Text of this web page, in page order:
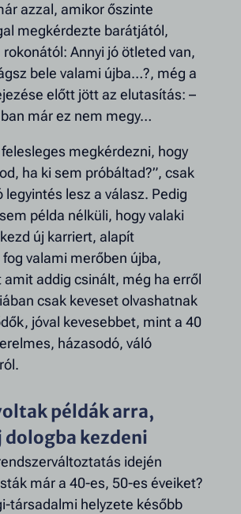
azzal, amikor őszinte
megkérdezte barátjától,
Annyi jó ötleted van,
bele valami újba…?, még a
előtt jött az elutasítás: –
már ez nem megy…
megkérdezni, hogy
ha ki sem próbáltad?”, csak
legyintés lesz a válasz. Pedig
példa nélküli, hogy valaki
új karriert, alapít
valami merőben újba,
addig csinált, még ha erről
csak keveset olvashatnak
jóval kevesebbet, mint a 40
házasodó, váló
példák arra,
kezdeni
idején
már a 40-es, 50-es éveiket?
társadalmi helyzete később